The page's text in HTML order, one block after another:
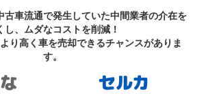
古車流通で発生していた中間業者の介在を
し、ムダなコストを削減！
り高く車を売却できるチャンスがありま
す。